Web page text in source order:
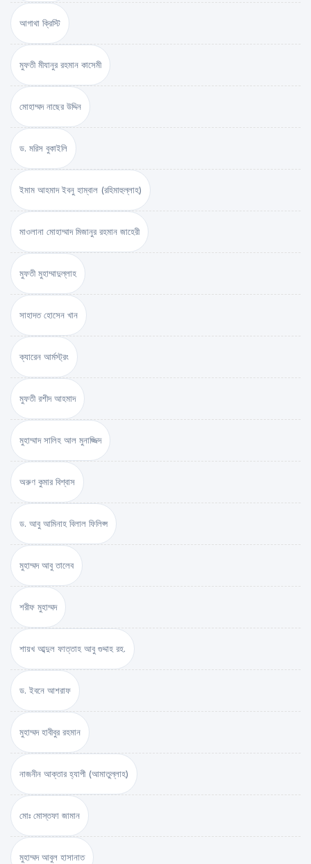
আগাথা ক্রিস্টি
মুফতী মীযানুর রহমান কাসেমী
মোহাম্মদ নাছের উদ্দিন
ড. মরিস বুকাইলি
ইমাম আহমাদ ইবনু হাম্বাল (রহিমাহুল্লাহ)
মাওলানা মোহাম্মাদ মিজানুর রহমান জাহেরী
মুফতী মুহাম্মাদুল্লাহ
সাহাদত হোসেন খান
ক্যারেন আর্মস্ট্রং
মুফতী রশীদ আহমাদ
মুহাম্মাদ সালিহ আল মুনাজ্জিদ
অরুণ কুমার বিশ্বাস
ড. আবু আমিনাহ বিলাল ফিলিপ্স
মুহাম্মদ আবু তালেব
শরীফ মুহাম্মদ
শায়খ আব্দুল ফাত্তাহ আবু গুদ্দাহ রহ.
ড. ইবনে আশরাফ
মুহাম্মদ হাবীবুর রহমান
নাজনীন আক্তার হ্যাপী (আমাতুল্লাহ)
মোঃ মোস্তফা জামান
মুহাম্মদ আবুল হাসানাত